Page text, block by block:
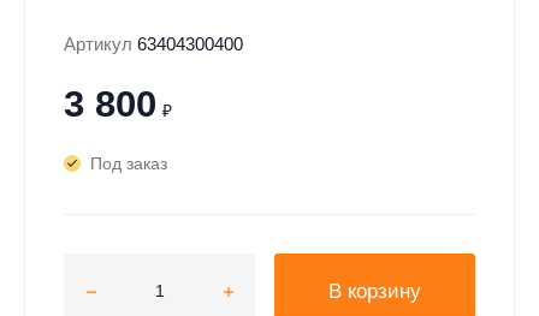
Артикул 63404300400
3 800 ₽
Под заказ
В корзину